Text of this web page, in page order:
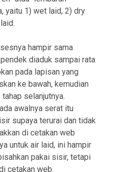
yaitu 1) wet laid, 2) dry
hampir sama
diaduk sampai rata
pada lapisan yang
ke bawah, kemudian
selanjutnya.
awalnya serat itu
supaya terurai dan tidak
di cetakan web
untuk air laid, ini hampir
pakai sisir, tetapi
cetakan web.